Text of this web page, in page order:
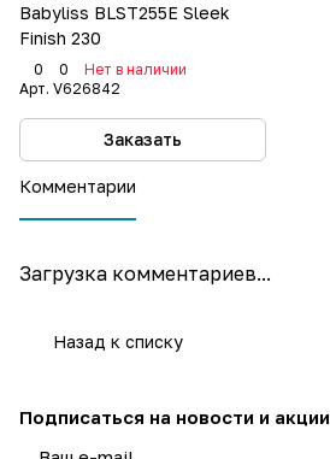
Babyliss BLST255E Sleek
Finish 230
0 0
Нет в наличии
Арт. V626842
Заказать
Комментарии
Загрузка комментариев...
Назад к списку
Подписаться на новости и акции